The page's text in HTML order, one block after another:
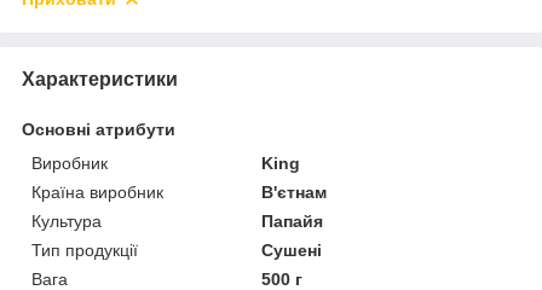
Характеристики
Основні атрибути
Виробник
King
Країна виробник
В'єтнам
Культура
Папайя
Тип продукції
Сушені
Вага
500 г